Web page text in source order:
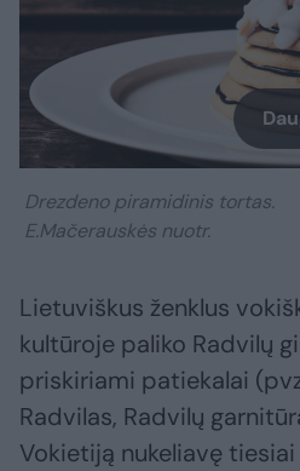
Drezdeno piramidinis tortas.
E.Mačerauskės nuotr.
Lietuviškus ženklus
kultūroje paliko Radvilų
priskiriami patiekalai
Radvilas, Radvilų
Vokietiją nukeliavę